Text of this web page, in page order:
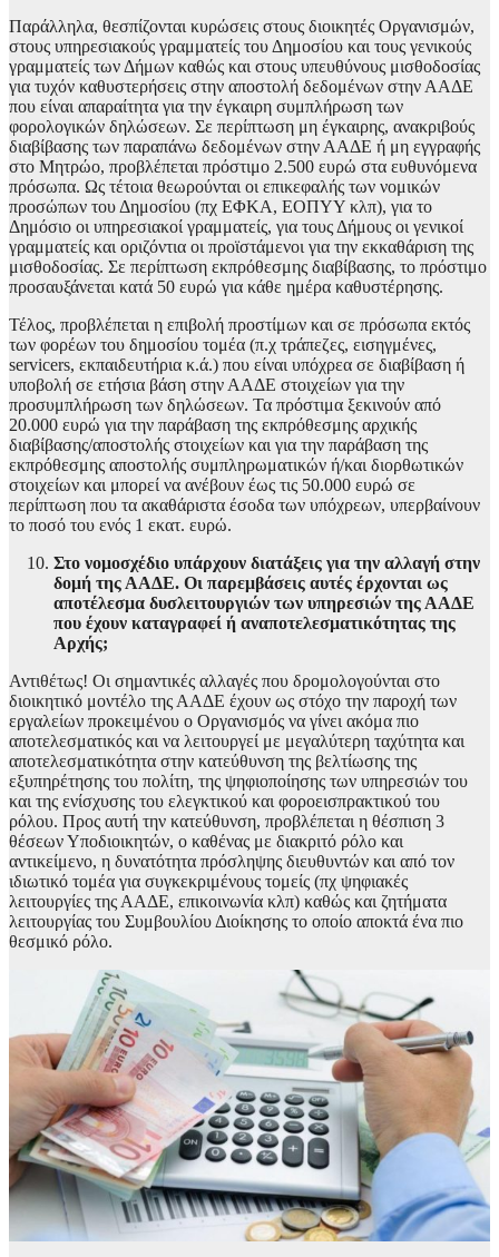
Παράλληλα, θεσπίζονται κυρώσεις στους διοικητές Οργανισμών,
στους υπηρεσιακούς γραμματείς του Δημοσίου και τους γενικούς
γραμματείς των Δήμων καθώς και στους υπευθύνους μισθοδοσίας
για τυχόν καθυστερήσεις στην αποστολή δεδομένων στην ΑΑΔΕ
που είναι απαραίτητα για την έγκαιρη συμπλήρωση των
φορολογικών δηλώσεων. Σε περίπτωση μη έγκαιρης, ανακριβούς
διαβίβασης των παραπάνω δεδομένων στην ΑΑΔΕ ή μη εγγραφής
στο Μητρώο, προβλέπεται πρόστιμο 2.500 ευρώ στα ευθυνόμενα
πρόσωπα. Ως τέτοια θεωρούνται οι επικεφαλής των νομικών
προσώπων του Δημοσίου (πχ ΕΦΚΑ, ΕΟΠΥΥ κλπ), για το
Δημόσιο οι υπηρεσιακοί γραμματείς, για τους Δήμους οι γενικοί
γραμματείς και οριζόντια οι προϊστάμενοι για την εκκαθάριση της
μισθοδοσίας. Σε περίπτωση εκπρόθεσμης διαβίβασης, το πρόστιμο
προσαυξάνεται κατά 50 ευρώ για κάθε ημέρα καθυστέρησης.
Τέλος, προβλέπεται η επιβολή προστίμων και σε πρόσωπα εκτός
των φορέων του δημοσίου τομέα (π.χ τράπεζες, εισηγμένες,
servicers, εκπαιδευτήρια κ.ά.) που είναι υπόχρεα σε διαβίβαση ή
υποβολή σε ετήσια βάση στην ΑΑΔΕ στοιχείων για την
προσυμπλήρωση των δηλώσεων. Τα πρόστιμα ξεκινούν από
20.000 ευρώ για την παράβαση της εκπρόθεσμης αρχικής
διαβίβασης/αποστολής στοιχείων και για την παράβαση της
εκπρόθεσμης αποστολής συμπληρωματικών ή/και διορθωτικών
στοιχείων και μπορεί να ανέβουν έως τις 50.000 ευρώ σε
περίπτωση που τα ακαθάριστα έσοδα των υπόχρεων, υπερβαίνουν
το ποσό του ενός 1 εκατ. ευρώ.
Στο νομοσχέδιο υπάρχουν διατάξεις για την αλλαγή στην
δομή της ΑΑΔΕ. Οι παρεμβάσεις αυτές έρχονται ως
αποτέλεσμα δυσλειτουργιών των υπηρεσιών της ΑΑΔΕ
που έχουν καταγραφεί ή αναποτελεσματικότητας της
Αρχής;
Αντιθέτως! Οι σημαντικές αλλαγές που δρομολογούνται στο
διοικητικό μοντέλο της ΑΑΔΕ έχουν ως στόχο την παροχή των
εργαλείων προκειμένου ο Οργανισμός να γίνει ακόμα πιο
αποτελεσματικός και να λειτουργεί με μεγαλύτερη ταχύτητα και
αποτελεσματικότητα στην κατεύθυνση της βελτίωσης της
εξυπηρέτησης του πολίτη, της ψηφιοποίησης των υπηρεσιών του
και της ενίσχυσης του ελεγκτικού και φοροεισπρακτικού του
ρόλου. Προς αυτή την κατεύθυνση, προβλέπεται η θέσπιση 3
θέσεων Υποδιοικητών, ο καθένας με διακριτό ρόλο και
αντικείμενο, η δυνατότητα πρόσληψης διευθυντών και από τον
ιδιωτικό τομέα για συγκεκριμένους τομείς (πχ ψηφιακές
λειτουργίες της ΑΑΔΕ, επικοινωνία κλπ) καθώς και ζητήματα
λειτουργίας του Συμβουλίου Διοίκησης το οποίο αποκτά ένα πιο
θεσμικό ρόλο.